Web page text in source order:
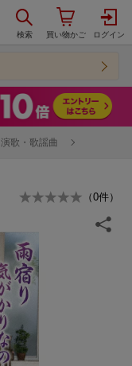
演歌・歌謡曲
（0件）